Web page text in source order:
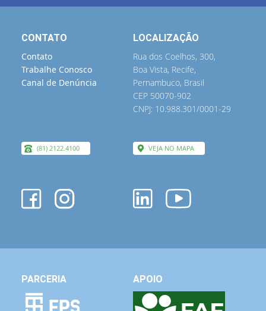
CONTATO
Contato
Trabalhe Conosco
Canal de Denúncia
(81) 2122.4100
LOCALIZAÇÃO
Rua dos Coelhos, 300,
Boa Vista, Recife,
Pernambuco, Brasil
CEP 50070-902
CNPJ: 10.988.301/0001-29
VEJA NO MAPA
PARCERIA APOIO